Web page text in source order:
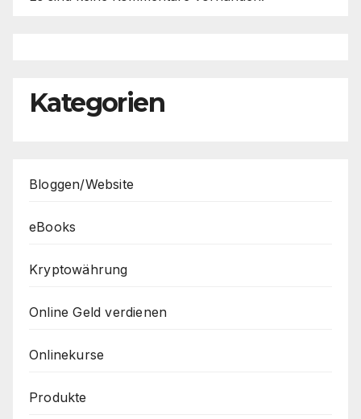
Kategorien
Bloggen/Website
eBooks
Kryptowährung
Online Geld verdienen
Onlinekurse
Produkte